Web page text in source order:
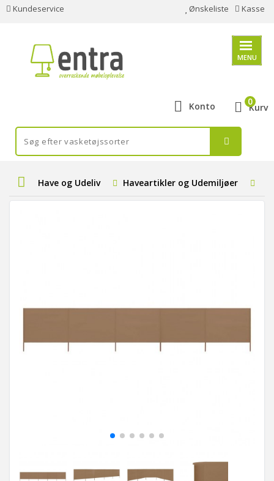
Kundeservice Ønskeliste Kasse
MENU
Konto Kurv
0
Have og Udeliv Haveartikler og Udemiljøer